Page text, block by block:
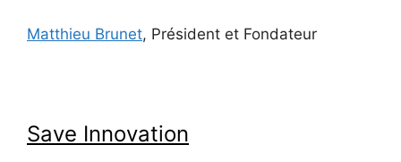
Matthieu Brunet, Président et Fondateur
Save Innovation